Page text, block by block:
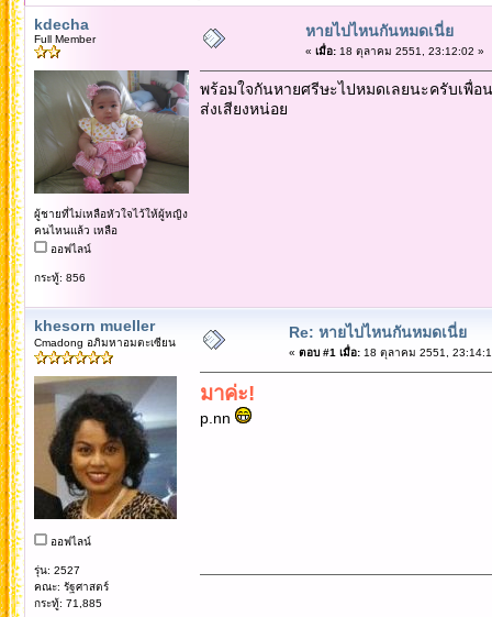
kdecha
Full Member
ผู้ชายที่ไม่เหลือหัวใจไว้ให้ผู้หญิง
คนไหนแล้ว เหลือ
ออฟไลน์
กระทู้: 856
หายไปไหนกันหมดเนี่ย
« เมื่อ:18 ตุลาคม 2551, 23:12:02 »
พร้อมใจกันหายศรีษะไปหมดเลยนะครับเพื่อ
ส่งเสียงหน่อย
khesorn mueller
Cmadong อภิมหาอมตะเซียน
ออฟไลน์
รุ่น: 2527
คณะ: รัฐศาสตร์
กระทู้: 71,885
Re: หายไปไหนกันหมดเนี่ย
« ตอบ #1 เมื่อ:18 ตุลาคม 2551,
มาค่ะ!
p.nn